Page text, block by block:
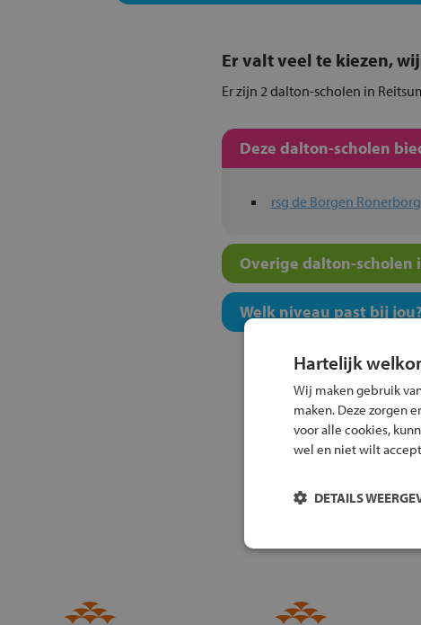
Er valt veel te kiezen,
Er zijn 2 dalton-scholen in
Deze dalton-scholen
rsg de Borgen Ronerborg
Overige dalton-scholen
Welk niveau past bij
Hartelijk
Wij maken gebruik
maken. Deze zorgen
voor alle cookies,
wel en niet wilt
DETAILS